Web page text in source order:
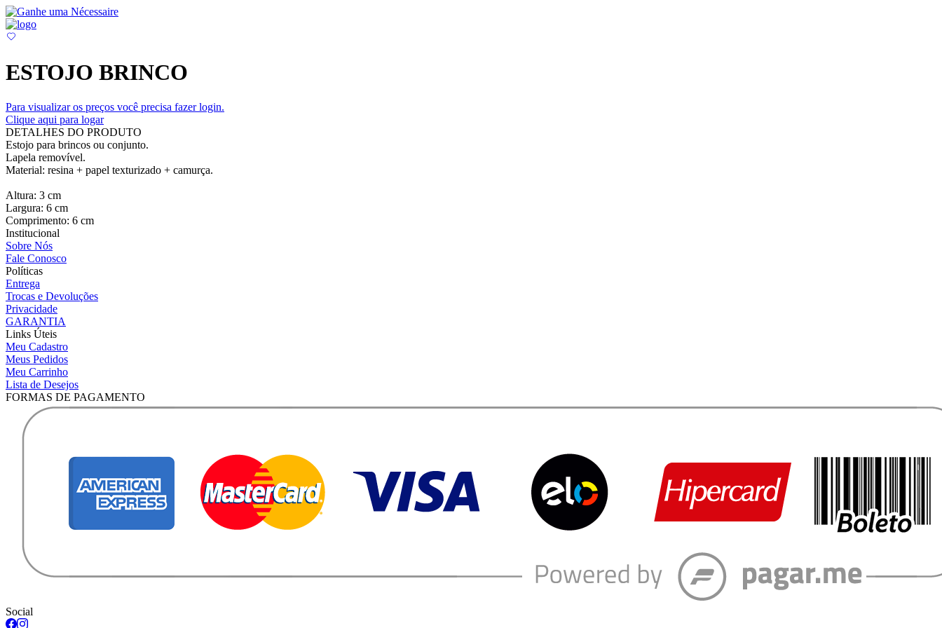
ESTOJO BRINCO
Para visualizar os preços você precisa fazer login.
Clique aqui para logar
DETALHES DO PRODUTO
Estojo para brincos ou conjunto.
Lapela removível.
Material: resina + papel texturizado + camurça.
Altura: 3 cm
Largura: 6 cm
Comprimento: 6 cm
Institucional
Sobre Nós
Fale Conosco
Políticas
Entrega
Trocas e Devoluções
Privacidade
GARANTIA
Links Úteis
Meu Cadastro
Meus Pedidos
Meu Carrinho
Lista de Desejos
FORMAS DE PAGAMENTO
Social